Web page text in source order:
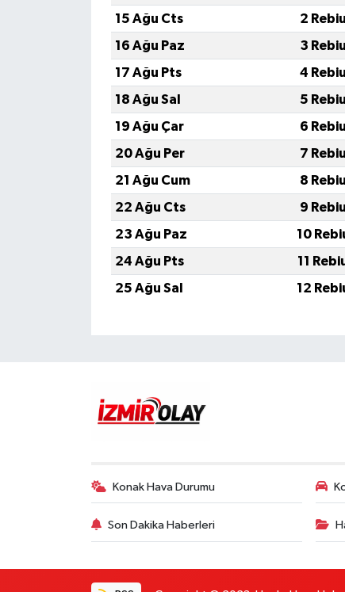
15 Ağu Cts
2
16 Ağu Paz
3
17 Ağu Pts
4
18 Ağu Sal
5
19 Ağu Çar
6
20 Ağu Per
7
21 Ağu Cum
8
22 Ağu Cts
9
23 Ağu Paz
10
24 Ağu Pts
11
25 Ağu Sal
12
Konak Hava Durumu
Son Dakika Haberleri